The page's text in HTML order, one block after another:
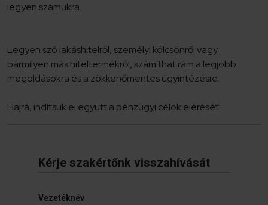
legyen számukra.
Legyen szó lakáshitelről, személyi kölcsönről vagy
bármilyen más hiteltermékről, számíthat rám a legjobb
megoldásokra és a zökkenőmentes ügyintézésre.
Hajrá, indítsuk el együtt a pénzügyi célok elérését!
Kérje szakértőnk visszahívását
Vezetéknév